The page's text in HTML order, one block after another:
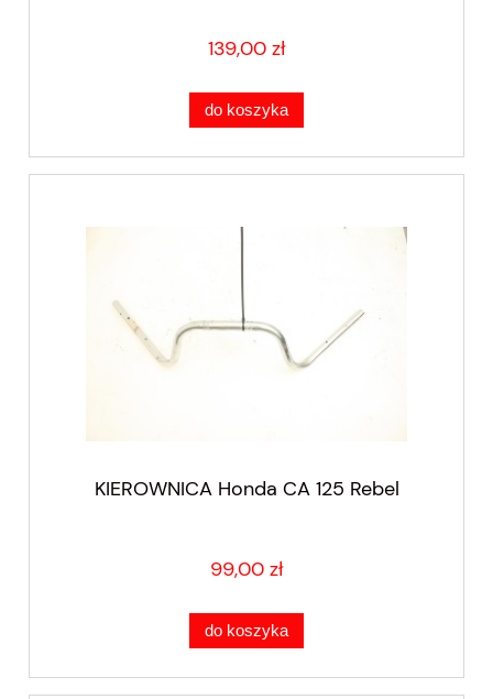
139,00 zł
do koszyka
KIEROWNICA Honda CA 125 Rebel
99,00 zł
do koszyka